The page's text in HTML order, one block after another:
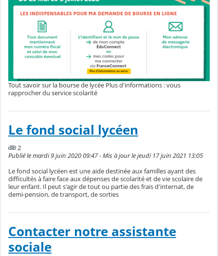
Tout savoir sur la bourse de lycée Plus d'informations : vous
rapprocher du service scolarité
Le fond social lycéen
2
Publié le mardi 9 juin 2020 09:47 - Mis à jour le jeudi 17 juin 2021 13:05
Le fond social lycéen est une aide destinée aux familles ayant des
difficultés à faire face aux dépenses de scolarité et de vie scolaire de
leur enfant. Il peut s'agir de tout ou partie des frais d'internat, de
demi-pension, de transport, de sorties
Contacter notre assistante
sociale